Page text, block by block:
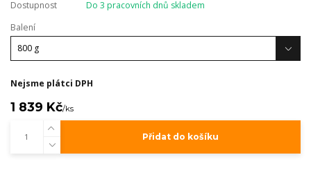
Dostupnost
Do 3 pracovních dnů skladem
Balení
Nejsme plátci DPH
1 839 Kč/ks
Přidat do košíku